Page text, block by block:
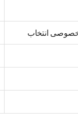
انتخاب